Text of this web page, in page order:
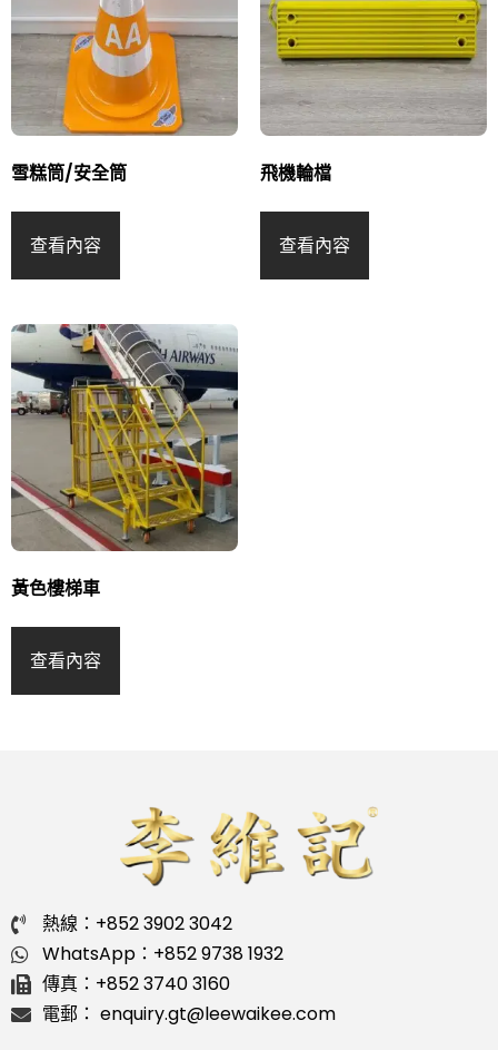
雪糕筒/安全筒
查看內容
飛機輪檔
查看內容
黃色樓梯車
查看內容
熱線：+852 3902 3042
WhatsApp：+852 9738 1932
傳真：+852 3740 3160
電郵： enquiry.gt@leewaikee.com